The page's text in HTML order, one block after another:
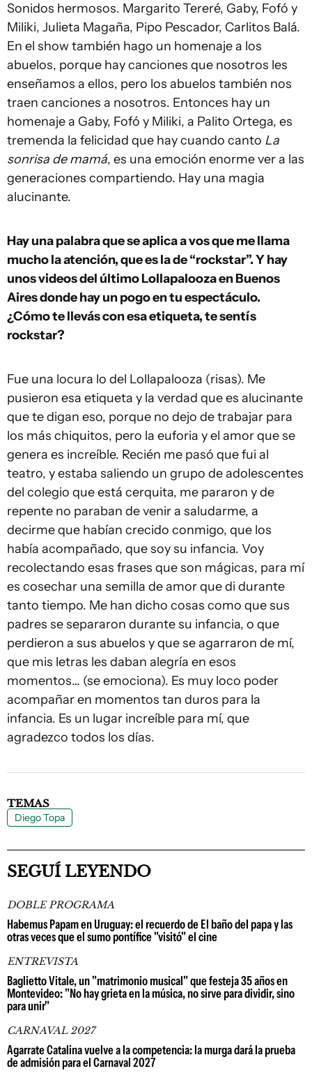
Sonidos hermosos. Margarito Tereré, Gaby, Fofó y
Miliki, Julieta Magaña, Pipo Pescador, Carlitos Balá.
En el show también hago un homenaje a los
abuelos, porque hay canciones que nosotros les
enseñamos a ellos, pero los abuelos también nos
traen canciones a nosotros. Entonces hay un
homenaje a Gaby, Fofó y Miliki, a Palito Ortega, es
tremenda la felicidad que hay cuando canto La
sonrisa de mamá, es una emoción enorme ver a las
generaciones compartiendo. Hay una magia
alucinante.
Hay una palabra que se aplica a vos que me llama
mucho la atención, que es la de “rockstar”. Y hay
unos videos del último Lollapalooza en Buenos
Aires donde hay un pogo en tu espectáculo.
¿Cómo te llevás con esa etiqueta, te sentís
rockstar?
Fue una locura lo del Lollapalooza (risas). Me
pusieron esa etiqueta y la verdad que es alucinante
que te digan eso, porque no dejo de trabajar para
los más chiquitos, pero la euforia y el amor que se
genera es increíble. Recién me pasó que fui al
teatro, y estaba saliendo un grupo de adolescentes
del colegio que está cerquita, me pararon y de
repente no paraban de venir a saludarme, a
decirme que habían crecido conmigo, que los
había acompañado, que soy su infancia. Voy
recolectando esas frases que son mágicas, para mí
es cosechar una semilla de amor que di durante
tanto tiempo. Me han dicho cosas como que sus
padres se separaron durante su infancia, o que
perdieron a sus abuelos y que se agarraron de mí,
que mis letras les daban alegría en esos
momentos… (se emociona). Es muy loco poder
acompañar en momentos tan duros para la
infancia. Es un lugar increíble para mí, que
agradezco todos los días.
TEMAS
Diego Topa
SEGUÍ LEYENDO
DOBLE PROGRAMA
Habemus Papam en Uruguay: el recuerdo de El baño del papa y las
otras veces que el sumo pontífice "visitó" el cine
ENTREVISTA
Baglietto Vitale, un "matrimonio musical" que festeja 35 años en
Montevideo: "No hay grieta en la música, no sirve para dividir, sino
para unir"
CARNAVAL 2027
Agarrate Catalina vuelve a la competencia: la murga dará la prueba
de admisión para el Carnaval 2027